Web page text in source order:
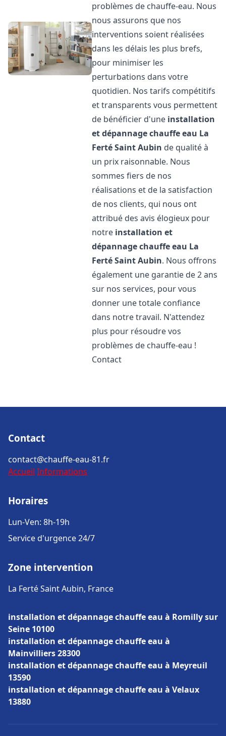
problèmes de chauffe-eau. Nous
nous assurons que nos
interventions soient réalisées
dans les délais les plus brefs,
pour minimiser les
perturbations dans votre
quotidien. Nos tarifs compétitifs
et transparents vous permettent
de bénéficier d'une installation
et dépannage chauffe eau La
Ferté Saint Aubin de qualité à
un prix raisonnable. Nous
sommes fiers de nos
réalisations et de la satisfaction
de nos clients, qui nous ont
attribué des avis élogieux pour
notre installation et
dépannage chauffe eau La
Ferté Saint Aubin. Nous offrons
également une garantie de 2 ans
sur nos services, pour vous
donner une totale confiance
dans notre travail. N'attendez
plus pour résoudre vos
problèmes de chauffe-eau !
Contact
Contact
contact@chauffe-eau-81.fr
Accueil Informations
Horaires
Lun-Ven: 8h-19h
Service d'urgence 24/7
Zone intervention
La Ferté Saint Aubin, France
installation et dépannage chauffe eau à Romilly sur
Seine 10100
installation et dépannage chauffe eau à
Mainvilliers 28300
installation et dépannage chauffe eau à Meyreuil
13590
installation et dépannage chauffe eau à Velaux
13880